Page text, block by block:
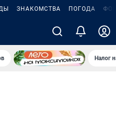
ЗНАКОМСТВА ПОГОДА
Налог